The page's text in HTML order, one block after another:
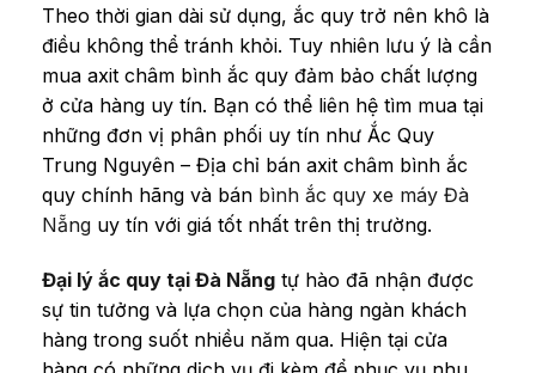
Theo thời gian dài sử dụng, ắc quy trở nên khô là
điều không thể tránh khỏi. Tuy nhiên lưu ý là cần
mua axit châm bình ắc quy đảm bảo chất lượng
ở cửa hàng uy tín. Bạn có thể liên hệ tìm mua tại
những đơn vị phân phối uy tín như Ắc Quy
Trung Nguyên – Địa chỉ bán axit châm bình ắc
quy chính hãng và bán bình ắc quy xe máy Đà
Nẵng uy tín với giá tốt nhất trên thị trường.
Đại lý ắc quy tại Đà Nẵng tự hào đã nhận được
sự tin tưởng và lựa chọn của hàng ngàn khách
hàng trong suốt nhiều năm qua. Hiện tại cửa